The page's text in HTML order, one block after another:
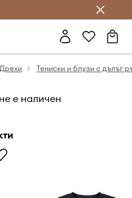
Club
Дрехи Тениски и блузи с дълъг
е наличен